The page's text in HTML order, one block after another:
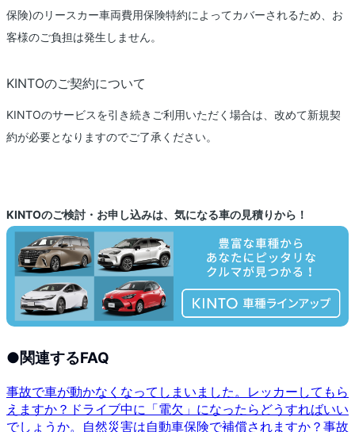
保険)のリースカー車両費用保険特約によってカバーされるため、お
客様のご負担は発生しません。
KINTOのご契約について
KINTOのサービスを引き続きご利用いただく場合は、改めて新規契
約が必要となりますのでご了承ください。
KINTOのご検討・お申し込みは、気になる車の見積りから！
●関連するFAQ
事故で車が動かなくなってしまいました。レッカーしてもら
えますか？ ドライブ中に「電欠」になったらどうすればいい
でしょうか。 自然災害は自動車保険で補償されますか？ 事故